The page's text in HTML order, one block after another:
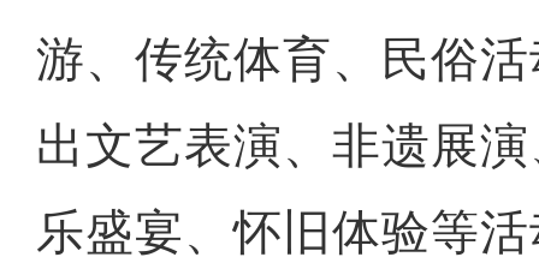
游、传统体育、民俗
出文艺表演、非遗展
乐盛宴、怀旧体验等